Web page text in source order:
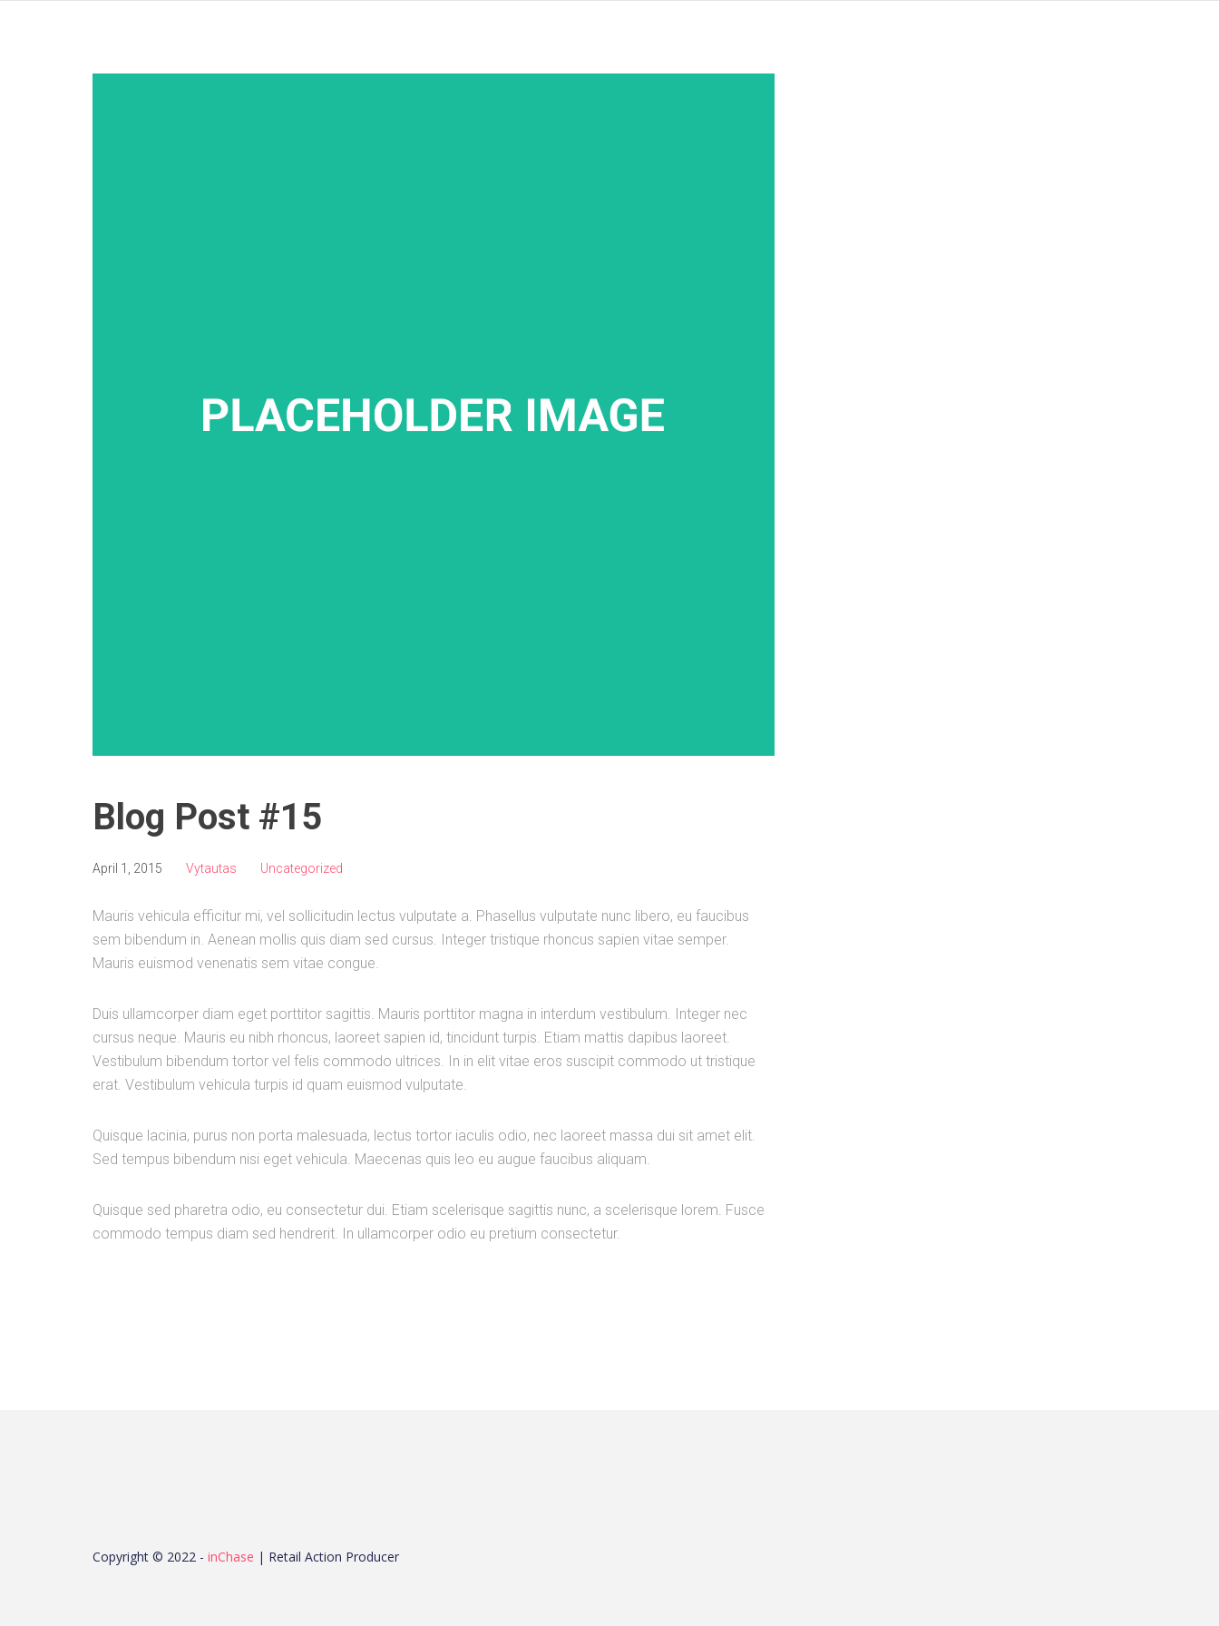
Blog Post #15
April 1, 2015 Vytautas Uncategorized
Mauris vehicula efficitur mi, vel sollicitudin lectus vulputate a. Phasellus vulputate nunc libero, eu faucibus
sem bibendum in. Aenean mollis quis diam sed cursus. Integer tristique rhoncus sapien vitae semper.
Mauris euismod venenatis sem vitae congue.
Duis ullamcorper diam eget porttitor sagittis. Mauris porttitor magna in interdum vestibulum. Integer nec
cursus neque. Mauris eu nibh rhoncus, laoreet sapien id, tincidunt turpis. Etiam mattis dapibus laoreet.
Vestibulum bibendum tortor vel felis commodo ultrices. In in elit vitae eros suscipit commodo ut tristique
erat. Vestibulum vehicula turpis id quam euismod vulputate.
Quisque lacinia, purus non porta malesuada, lectus tortor iaculis odio, nec laoreet massa dui sit amet elit.
Sed tempus bibendum nisi eget vehicula. Maecenas quis leo eu augue faucibus aliquam.
Quisque sed pharetra odio, eu consectetur dui. Etiam scelerisque sagittis nunc, a scelerisque lorem. Fusce
commodo tempus diam sed hendrerit. In ullamcorper odio eu pretium consectetur.
Copyright © 2022 - inChase | Retail Action Producer